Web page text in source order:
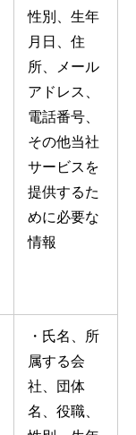
性別、生年
月日、住
所、メール
アドレス、
電話番号、
その他当社
サービスを
提供するた
めに必要な
情報
・氏名、所
属する会
社、団体
名、役職、